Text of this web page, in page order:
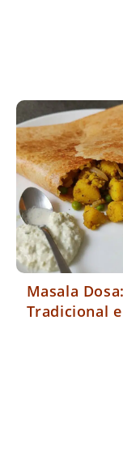
Masala
Tradicional